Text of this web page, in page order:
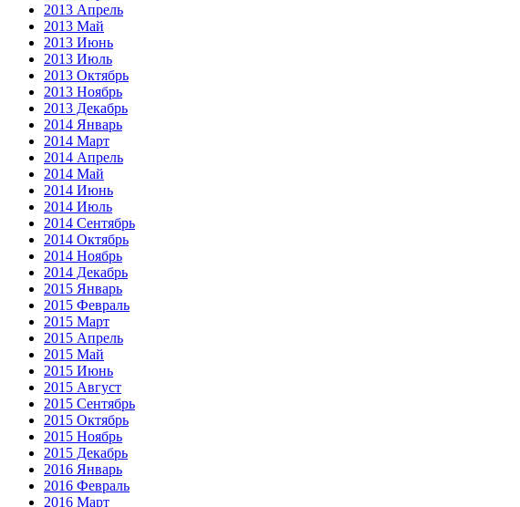
2013 Апрель
2013 Май
2013 Июнь
2013 Июль
2013 Октябрь
2013 Ноябрь
2013 Декабрь
2014 Январь
2014 Март
2014 Апрель
2014 Май
2014 Июнь
2014 Июль
2014 Сентябрь
2014 Октябрь
2014 Ноябрь
2014 Декабрь
2015 Январь
2015 Февраль
2015 Март
2015 Апрель
2015 Май
2015 Июнь
2015 Август
2015 Сентябрь
2015 Октябрь
2015 Ноябрь
2015 Декабрь
2016 Январь
2016 Февраль
2016 Март